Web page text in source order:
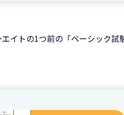
イトの1つ前の「ベーシック